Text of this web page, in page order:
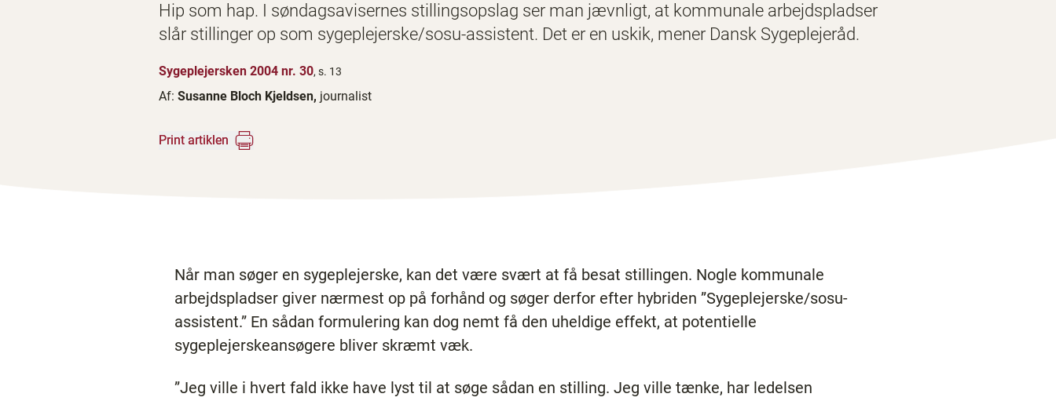
Hip som hap. I søndagsavisernes stillingsopslag ser man jævnligt, at kommunale arbejdspladser
slår stillinger op som sygeplejerske/sosu-assistent. Det er en uskik, mener Dansk Sygeplejeråd.
Sygeplejersken 2004 nr. 30, s. 13
Af: Susanne Bloch Kjeldsen, journalist
Print artiklen
Når man søger en sygeplejerske, kan det være svært at få besat stillingen. Nogle kommunale
arbejdspladser giver nærmest op på forhånd og søger derfor efter hybriden ”Sygeplejerske/sosu-
assistent.” En sådan formulering kan dog nemt få den uheldige effekt, at potentielle
sygeplejerskeansøgere bliver skræmt væk.
”Jeg ville i hvert fald ikke have lyst til at søge sådan en stilling. Jeg ville tænke, har ledelsen